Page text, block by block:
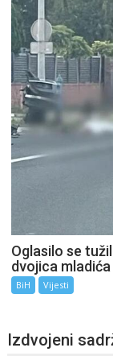
Oglasilo se
dvojica mladića
BiH Vijesti
Izdvojeni